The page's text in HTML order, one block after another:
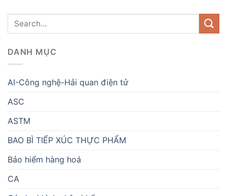
DANH MỤC
AI-Công nghệ-Hải quan điện tử
ASC
ASTM
BAO BÌ TIẾP XÚC THỰC PHẨM
Bảo hiểm hàng hoá
CA